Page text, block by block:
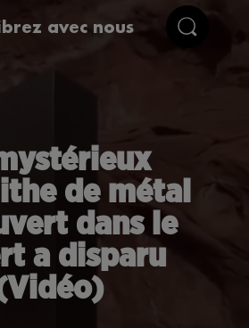
avec nous
de métal
dans le
a disparu